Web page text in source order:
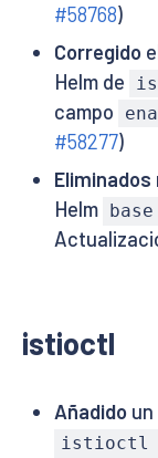
#58768)
Corregido
Helm de
campo
#58277)
Eliminados
Helm
base
istioctl
Añadidoun
istioctl